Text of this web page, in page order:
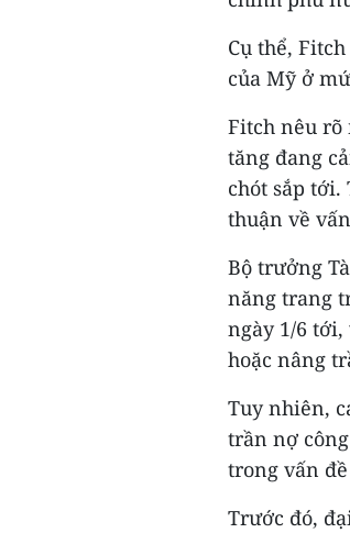
Cụ thể,
của Mỹ ở
Fitch nêu rõ
tăng đang
chót sắp
thuận về
Bộ trưởng
năng trang
ngày 1/6
hoặc nâng
Tuy nhiên,
trần nợ
trong vấn
Trước đó,